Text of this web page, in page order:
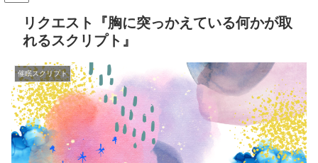
リクエスト『胸に突っかえている何かが取
れるスクリプト』
催眠スクリプト